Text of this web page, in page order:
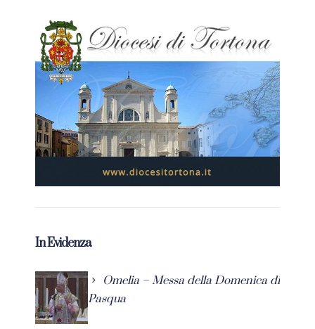
In Evidenza
Omelia – Messa della Domenica di
Pasqua